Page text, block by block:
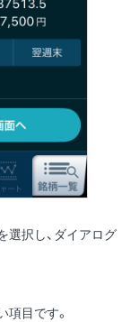
選択し、ダイアログ
目です。